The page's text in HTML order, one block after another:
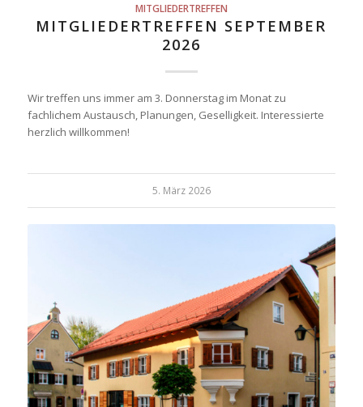
MITGLIEDERTREFFEN
MITGLIEDERTREFFEN SEPTEMBER
2026
Wir treffen uns immer am 3. Donnerstag im Monat zu
fachlichem Austausch, Planungen, Geselligkeit. Interessierte
herzlich willkommen!
5. März 2026